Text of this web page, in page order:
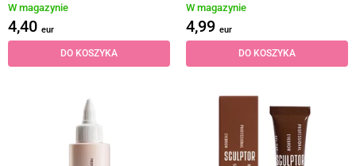
W magazynie
4,40 eur
DO KOSZYKA
W magazynie
4,99 eur
DO KOSZYKA